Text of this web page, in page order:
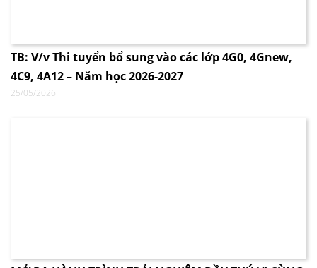
TB: V/v Thi tuyển bổ sung vào các lớp 4G0, 4Gnew,
4C9, 4A12 – Năm học 2026-2027
25/05/2026